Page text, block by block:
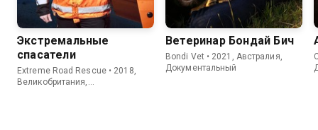
Экстремальные
спасатели
Extreme Road Rescue • 2018,
Великобритания,
Ветеринар Бондай Бич
Bondi Vet • 2021, Австралия,
Документальный